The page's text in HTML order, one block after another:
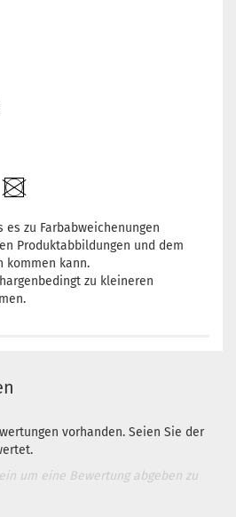
zu Farbabweichenungen
Produktabbildungen und dem
kommen kann.
zu kleineren
vorhanden. Seien Sie der
um eine Bewertung abgeben zu